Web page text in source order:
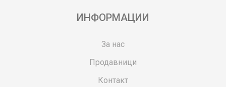
ИНФОРМАЦИИ
За нас
Продавници
Контакт